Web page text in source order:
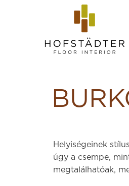
Helyiségeinek
úgy a csempe,
megtalálhatóak,